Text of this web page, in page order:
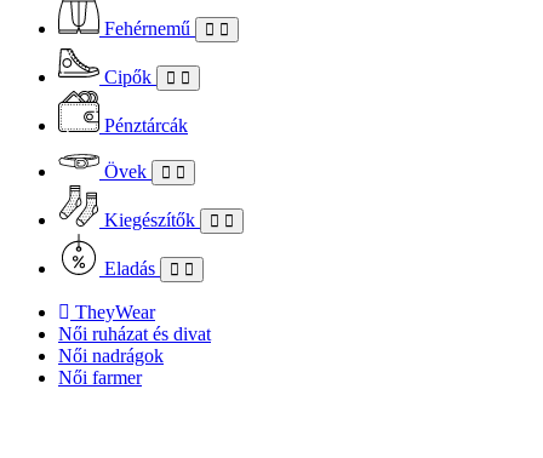
Fehérnemű
Cipők
Pénztárcák
Övek
Kiegészítők
Eladás
TheyWear
Női ruházat és divat
Női nadrágok
Női farmer